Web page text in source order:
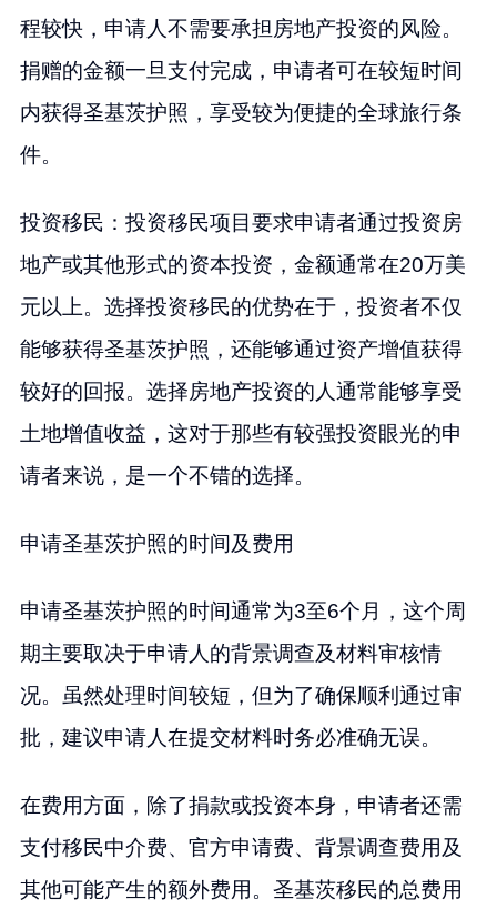
程较快，申请人不需要承担房地产投资的风险。
捐赠的金额一旦支付完成，申请者可在较短时间
内获得圣基茨护照，享受较为便捷的全球旅行条
件。
投资移民：投资移民项目要求申请者通过投资房
地产或其他形式的资本投资，金额通常在20万美
元以上。选择投资移民的优势在于，投资者不仅
能够获得圣基茨护照，还能够通过资产增值获得
较好的回报。选择房地产投资的人通常能够享受
土地增值收益，这对于那些有较强投资眼光的申
请者来说，是一个不错的选择。
申请圣基茨护照的时间及费用
申请圣基茨护照的时间通常为3至6个月，这个周
期主要取决于申请人的背景调查及材料审核情
况。虽然处理时间较短，但为了确保顺利通过审
批，建议申请人在提交材料时务必准确无误。
在费用方面，除了捐款或投资本身，申请者还需
支付移民中介费、官方申请费、背景调查费用及
其他可能产生的额外费用。圣基茨移民的总费用